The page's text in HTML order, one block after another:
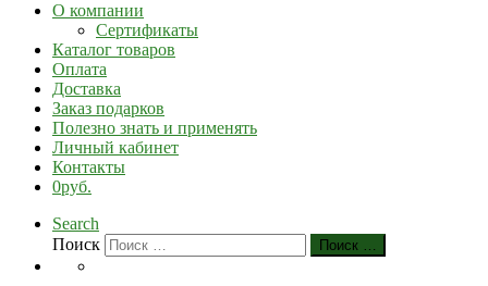
О компании
Сертификаты
Каталог товаров
Оплата
Доставка
Заказ подарков
Полезно знать и применять
Личный кабинет
Контакты
0руб.
Search
Поиск
Поиск …